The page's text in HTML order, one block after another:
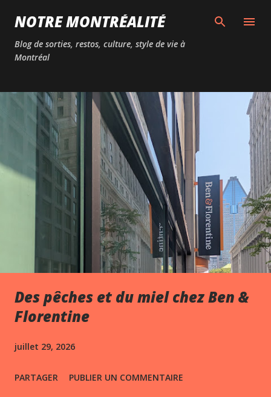
Passer au contenu principal
NOTRE MONTRÉALITÉ
Blog de sorties, restos, culture, style de vie à
Montréal
Des pêches et du miel chez Ben &
Florentine
juillet 29, 2026
PARTAGER PUBLIER UN COMMENTAIRE